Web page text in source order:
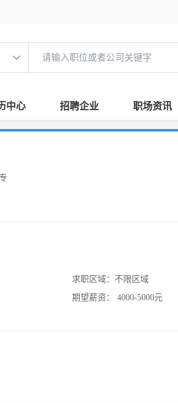
中心 招聘企业 职场资讯
求职区域： 不限区域
期望薪资：
4000-5000元